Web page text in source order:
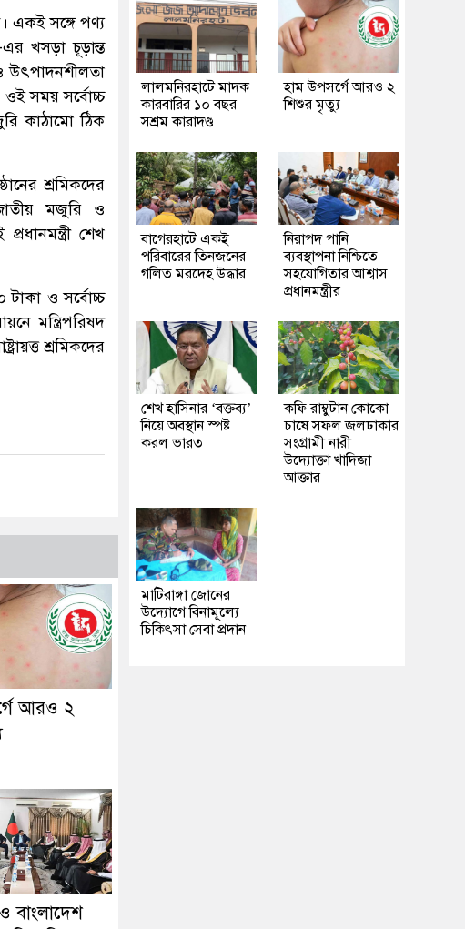
একই সঙ্গে পণ্য
এর খসড়া চূড়ান্ত
উৎপাদনশীলতা
ওই সময় সর্বোচ্চ
কাঠামো ঠিক
শ্রমিকদের
মজুরি ও
শেখ
টাকা ও সর্বোচ্চ
মন্ত্রিপরিষদ
শ্রমিকদের
আরও ২
বাংলাদেশ
লালমনিরহাটে মাদক
কারবারির ১০ বছর
সশ্রম কারাদণ্ড
হাম উপসর্গে আরও ২
শিশুর মৃত্যু
‎বাগেরহাটে একই
পরিবারের তিনজনের
গলিত মরদেহ উদ্ধার
নিরাপদ পানি
ব্যবস্থাপনা নিশ্চিতে
সহযোগিতার আশ্বাস
প্রধানমন্ত্রীর
শেখ হাসিনার ‘বক্তব্য’
নিয়ে অবস্থান স্পষ্ট
করল ভারত
কফি রাম্বুটান কোকো
চাষে সফল জলঢাকার
সংগ্রামী নারী
উদ্যোক্তা খাদিজা
আক্তার
মাটিরাঙ্গা জোনের
উদ্যোগে বিনামূল্যে
চিকিৎসা সেবা প্রদান